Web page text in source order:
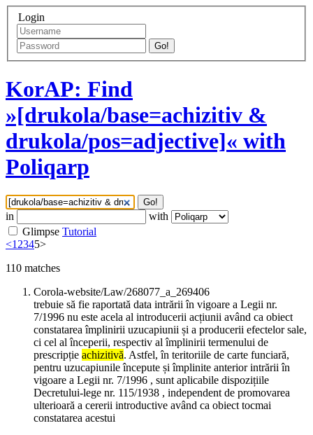
Login
Go!
KorAP: Find
»[drukola/base=achizitiv &
drukola/pos=adjective]« with
Poliqarp
Go!
in
with
Glimpse Tutorial
<12345>
110 matches
Corola-website/Law/268077_a_269406
trebuie să fie raportată data intrării în vigoare a Legii nr.
7/1996 nu este acela al introducerii acțiunii având ca obiect
constatarea împlinirii uzucapiunii și a producerii efectelor sale,
ci cel al începerii, respectiv al împlinirii termenului de
prescripție achizitivă. Astfel, în teritoriile de carte funciară,
pentru uzucapiunile începute și împlinite anterior intrării în
vigoare a Legii nr. 7/1996 , sunt aplicabile dispozițiile
Decretului-lege nr. 115/1938 , independent de promovarea
ulterioară a cererii introductive având ca obiect tocmai
constatarea acestui